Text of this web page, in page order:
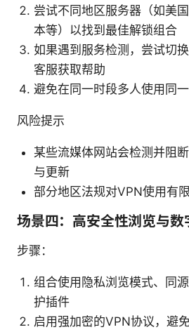
尝试不同地区服务器（如美
本等）以找到最佳解锁组合
如果遇到服务检测，尝试切
客服获取帮助
避免在同一时段多人使用同
风险提示
某些流媒体网站会检测并阻
与更新
部分地区法规对VPN使用有
场景四：高安全性浏览与数
步骤：
组合使用隐私浏览模式、同
护插件
启用强加密的VPN协议，避